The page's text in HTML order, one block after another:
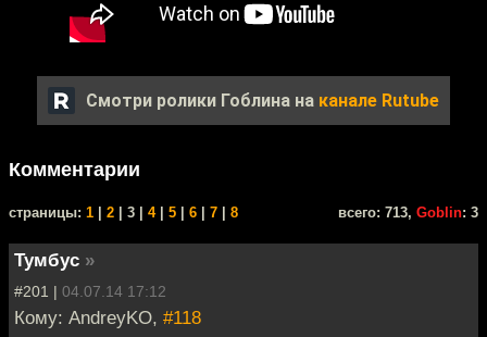
Смотри ролики Гоблина на канале Rutube
Комментарии
cтраницы: 1 2 | 3 | 4| 5 6 7 8 всего: 713, Goblin: 3
Тумбус »
#201 | 04.07.14 17:12
Кому: AndreyKO, #118